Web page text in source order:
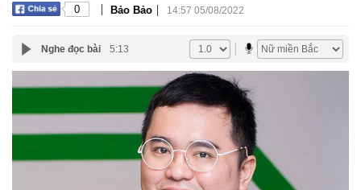
0 | Bảo Bảo | 14:57 05/08/2022
Nghe đọc bài 5:13